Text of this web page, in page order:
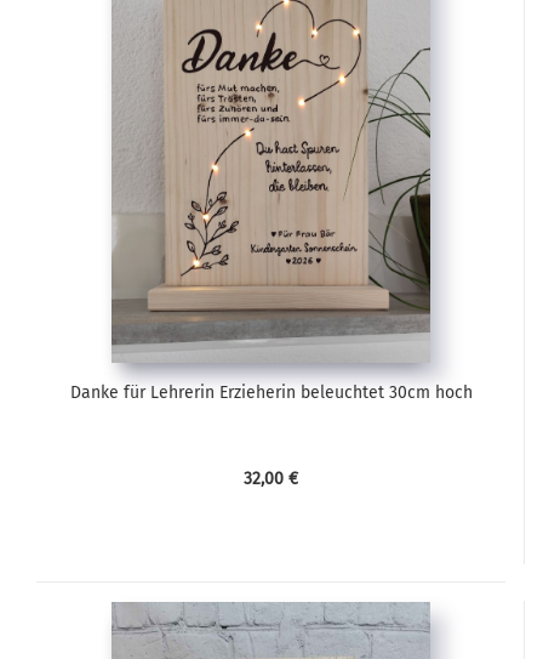
Danke für Lehrerin Erzieherin beleuchtet 30cm hoch
32,00 €